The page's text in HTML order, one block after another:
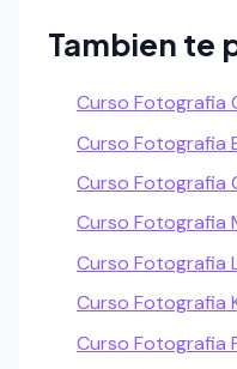
Tambien te
Curso Fotografia
Curso Fotografia
Curso Fotografia
Curso Fotografia
Curso Fotografia
Curso Fotografia
Curso Fotografia